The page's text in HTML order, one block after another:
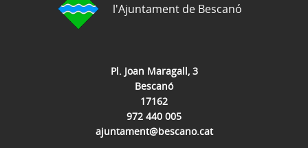
Pl. Joan Maragall, 3
Bescanó
17162
972 440 005
ajuntament@bescano.cat
l'Ajuntament de Bescanó